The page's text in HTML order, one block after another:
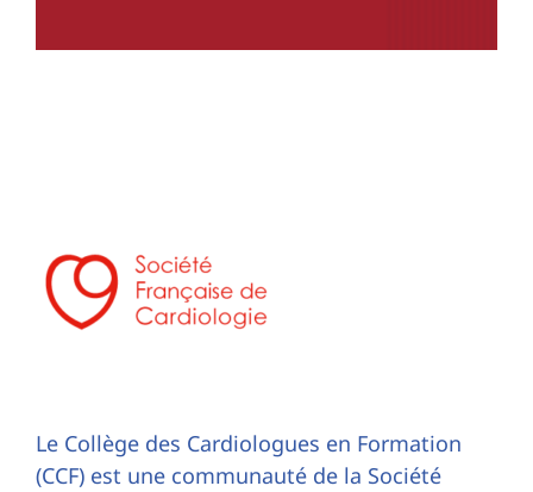
Le Collège des Cardiologues en Formation
(CCF) est une communauté de la Société